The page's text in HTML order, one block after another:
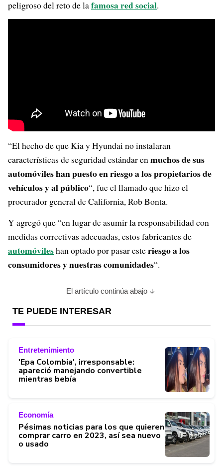
peligroso del reto de lafamosa red social.
“El hecho de que Kia y Hyundai no instalaran
características de seguridad estándar en muchos de sus
automóviles han puesto en riesgo a los propietarios de
vehículos y al público“, fue el llamado que hizo el
procurador general de California, Rob Bonta.
Y agregó que “en lugar de asumir la responsabilidad con
medidas correctivas adecuadas, estos fabricantes de
automóvileshan optado por pasar esteriesgo a los
consumidores y nuestras comunidades“.
El artículo continúa abajo
TE PUEDE INTERESAR
Entretenimiento
'Epa Colombia', irresponsable:
apareció manejando convertible
mientras bebía
Economía
Pésimas noticias para los que quieren
comprar carro en 2023, así sea nuevo
o usado